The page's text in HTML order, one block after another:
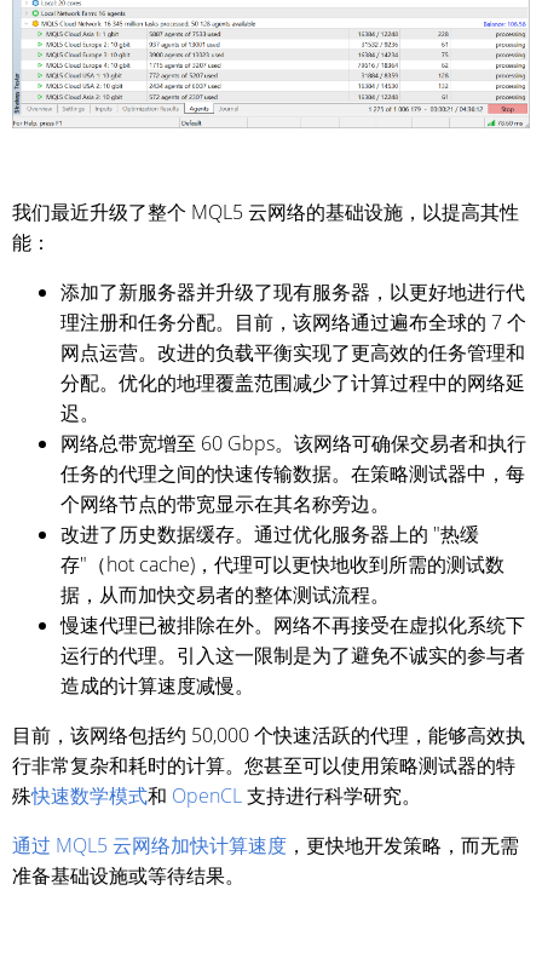
我们最近升级了整个 MQL5 云网络的基础设施，以提高其性
能：
添加了新服务器并升级了现有服务器，以更好地进行代
理注册和任务分配。目前，该网络通过遍布全球的 7 个
网点运营。改进的负载平衡实现了更高效的任务管理和
分配。优化的地理覆盖范围减少了计算过程中的网络延
迟。
网络总带宽增至 60 Gbps。该网络可确保交易者和执行
任务的代理之间的快速传输数据。在策略测试器中，每
个网络节点的带宽显示在其名称旁边。
改进了历史数据缓存。通过优化服务器上的 "热缓
存"（hot cache)，代理可以更快地收到所需的测试数
据，从而加快交易者的整体测试流程。
慢速代理已被排除在外。网络不再接受在虚拟化系统下
运行的代理。引入这一限制是为了避免不诚实的参与者
造成的计算速度减慢。
目前，该网络包括约 50,000 个快速活跃的代理，能够高效执
行非常复杂和耗时的计算。您甚至可以使用策略测试器的特
殊快速数学模式和 OpenCL支持进行科学研究。
通过 MQL5 云网络加快计算速度 ，更快地开发策略，而无需
准备基础设施或等待结果。